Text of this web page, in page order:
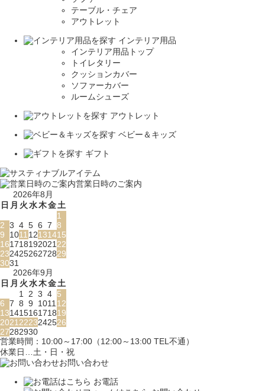
テーブル・チェア
アウトレット
インテリア用品
インテリア用品トップ
トイレタリー
クッションカバー
ソファーカバー
ルームシューズ
アウトレット
ベビー＆キッズ
ギフト
営業日時のご案内
2026年8月
日 月 火水木金土
1
2 3 4 5 6 7 8
9
101112131415
16171819202122
23242526272829
3031
2026年9月
日 月 火水木金土
1 2 3 4 5
6 7 8 9 101112
13141516171819
20212223242526
27282930
営業時間：10:00～17:00（12:00～13:00 TEL不通）
休業日…土・日・祝
お問い合わせ
お電話